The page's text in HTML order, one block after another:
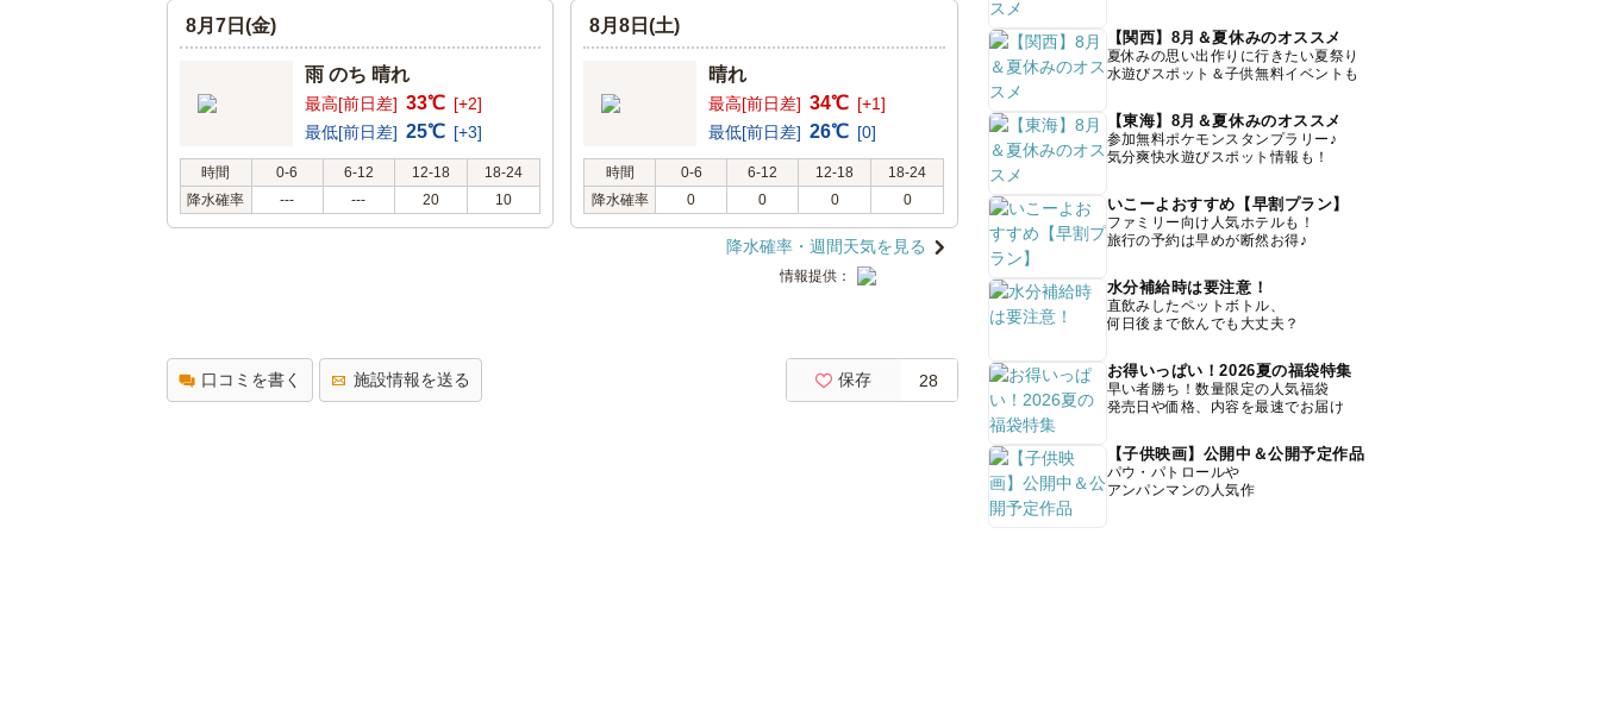
8月7日(金)
雨 のち 晴れ
最高[前日差] 33℃ [+2]
最低[前日差] 25℃ [+3]
時間 0-6 6-12 12-18
18-24
降水確率
--- --- 20 10
8月8日(土)
晴れ
最高[前日差] 34℃ [+1]
最低[前日差] 26℃ [0]
時間 0-6 6-12 12-18
18-24
降水確率
0 0 0 0
降水確率・週間天気を見る
情報提供：
口コミを書く 施設情報を送る 保存 28
【関西】8月＆夏休みのオススメ
夏休みの思い出作りに行きたい夏祭り
水遊びスポット＆子供無料イベントも
【東海】8月＆夏休みのオススメ
参加無料ポケモンスタンプラリー♪
気分爽快水遊びスポット情報も！
いこーよおすすめ【早割プラン】
ファミリー向け人気ホテルも！
旅行の予約は早めが断然お得♪
水分補給時は要注意！
直飲みしたペットボトル、
何日後まで飲んでも大丈夫？
お得いっぱい！2026夏の福袋特集
早い者勝ち！数量限定の人気福袋
発売日や価格、内容を最速でお届け
【子供映画】公開中＆公開予定作品
パウ・パトロールや
アンパンマンの人気作